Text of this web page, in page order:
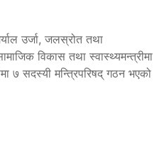
उर्जा, जलस्रोत तथा
विकास तथा स्वास्थ्यमन्त्रीमा
७ सदस्यी मन्त्रिपरिषद् गठन भएको